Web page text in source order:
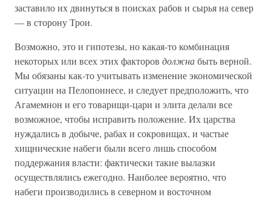
заставило их двинуться в поисках рабов и сырья на север
— в сторону Трои.
Возможно, это и гипотезы, но какая-то комбинация
некоторых или всех этих факторов должнабыть верной.
Мы обязаны как-то учитывать изменение экономической
ситуации на Пелопоннесе, и следует предположить, что
Агамемнон и его товарищи-цари и элита делали все
возможное, чтобы исправить положение. Их царства
нуждались в добыче, рабах и сокровищах, и частые
хищнические набеги были всего лишь способом
поддержания власти: фактически такие вылазки
осуществлялись ежегодно. Наиболее вероятно, что
набеги производились в северном и восточном